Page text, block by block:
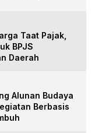
Taat Pajak,
BPJS
Daerah
Alunan Budaya
Berbasis